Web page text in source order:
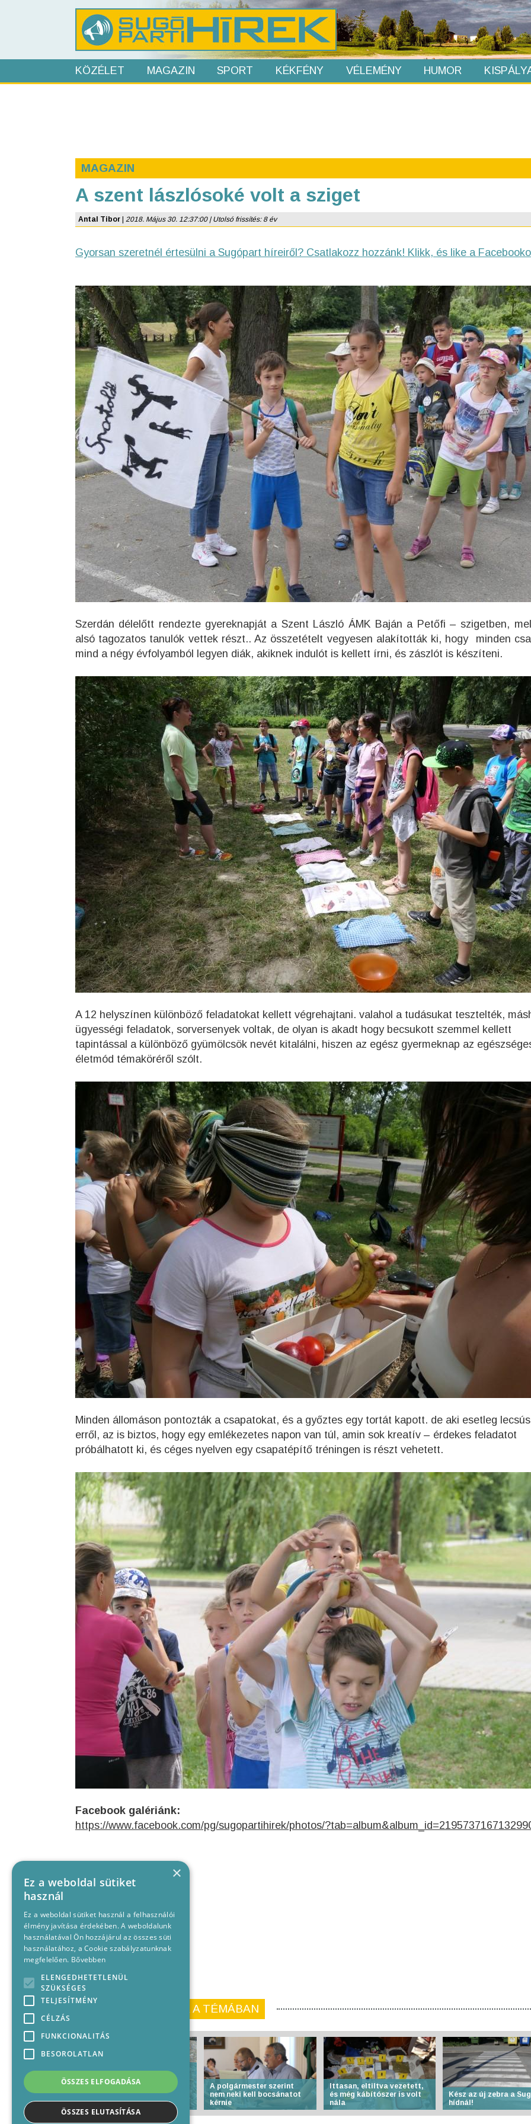
KÖZÉLET MAGAZIN SPORT KÉKFÉNY VÉLEMÉNY HUMOR
MAGAZIN
A szent lászlósoké volt a sziget
Antal Tibor 2018. Május 30. 12:37:00 | Utolsó frissítés: 8 év
Gyorsan szeretnél értesülni a Sugópart híreiről? Csatlakozz hozzánk! Klikk, és like a
Szerdán délelőtt rendezte gyereknapját a Szent László ÁMK Baján a Petőfi – szigetben,
alsó tagozatos tanulók vettek részt.. Az összetételt vegyesen alakították ki, hogy minden
mind a négy évfolyamból legyen diák, akiknek indulót is kellett írni, és zászlót is készíteni.
A 12 helyszínen különböző feladatokat kellett végrehajtani. valahol a tudásukat tesztelték,
ügyességi feladatok, sorversenyek voltak, de olyan is akadt hogy becsukott szemmel kellett
tapintással a különböző gyümölcsök nevét kitalálni, hiszen az egész gyermeknap az
életmód témaköréről szólt.
Minden állomáson pontozták a csapatokat, és a győztes egy tortát kapott. de aki esetleg
erről, az is biztos, hogy egy emlékezetes napon van túl, amin sok kreatív – érdekes feladatot
próbálhatott ki, és céges nyelven egy csapatépítő tréningen is részt vehetett.
Facebook galériánk:
https://www.facebook.com/pg/sugopartihirek/photos/
KORÁBBI CIKKEINK A TÉMÁBAN
Brüsszel szigorúbb
szabályozást javasol a
műanyaghulladék
mennyiségének
visszaszorítása érdekében
A polgármester szerint
nem neki kell bocsánatot
kérnie
Ittasan, eltiltva vezetett,
és még kábítószer is volt
nála
Kész az új zebra a
hídnál!
×
Ez a weboldal sütiket
használ
Ez a weboldal sütiket használ a felhasználói
élmény javítása érdekében. A weboldalunk
használatával Ön hozzájárul az összes süti
használatához, a Cookie szabályzatunknak
megfelelően. Bővebben
ELENGEDHETETLENÜL
SZÜKSÉGES
TELJESÍTMÉNY
CÉLZÁS
FUNKCIONALITÁS
BESOROLATLAN
ÖSSZES ELFOGADÁSA
ÖSSZES ELUTASÍTÁSA